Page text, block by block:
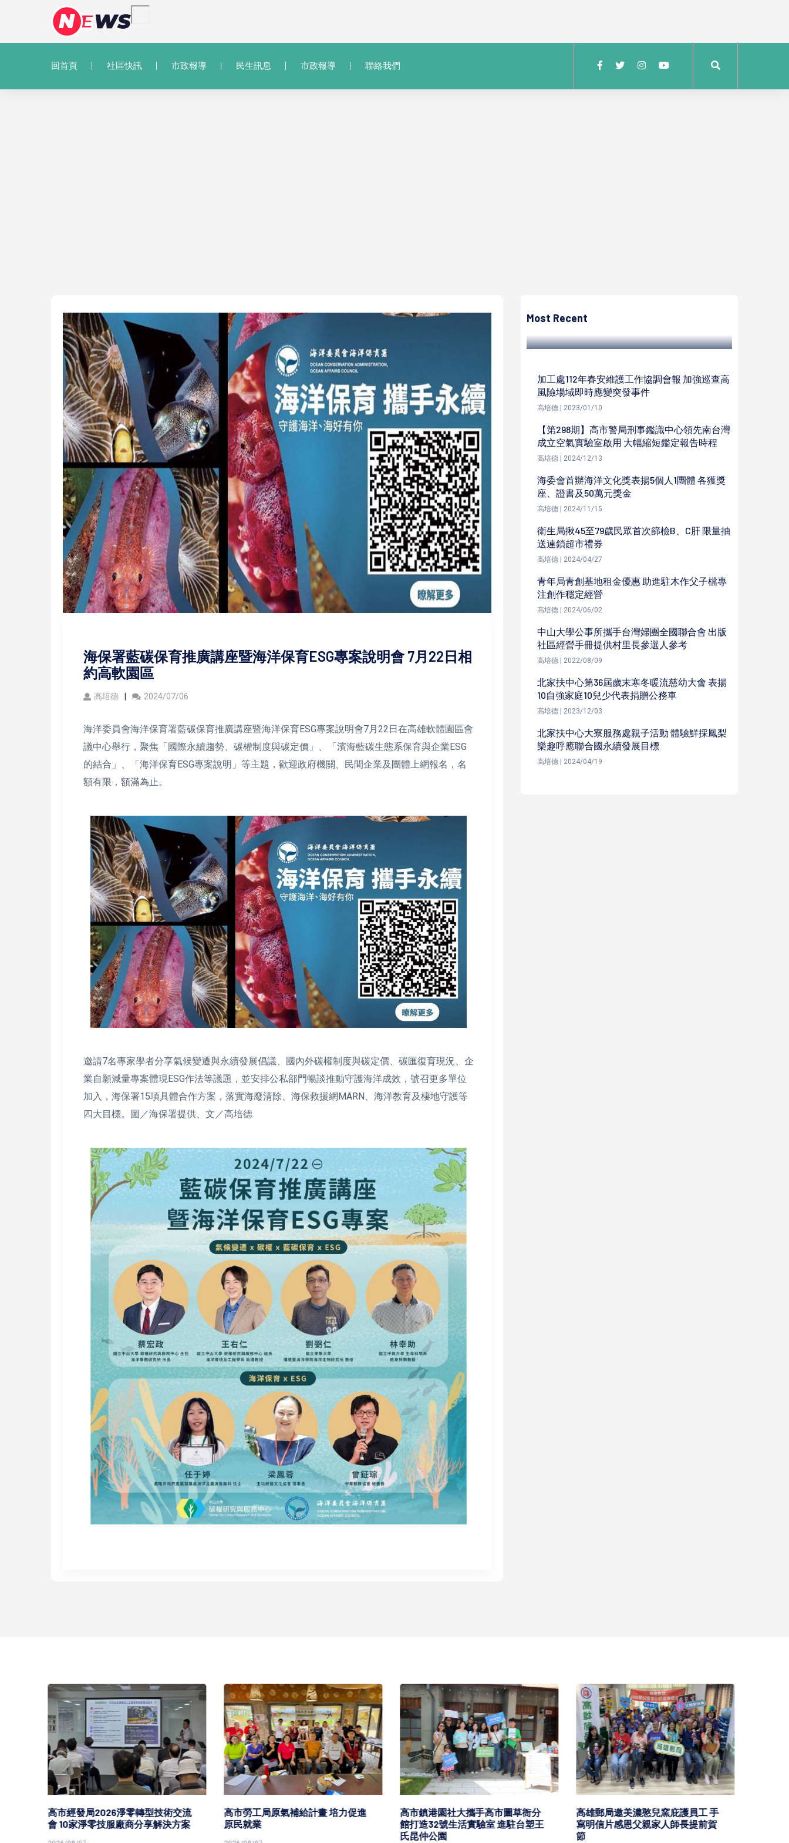
回首頁 社區快訊 市政報導 民生訊息 市政報導 聯絡我們
海保署藍碳保育推廣講座暨海洋保育ESG專案說明會 7月22日相
約高軟園區
高培德 2024/07/06
海洋委員會海洋保育署藍碳保育推廣講座暨海洋保育ESG專案說明會7月22日在高雄軟體園區會
議中心舉行，聚焦「國際永續趨勢、碳權制度與碳定價」、「濱海藍碳生態系保育與企業ESG
的結合」、「海洋保育ESG專案說明」等主題，歡迎政府機關、民間企業及團體上網報名，名
額有限，額滿為止。
邀請7名專家學者分享氣候變遷與永續發展倡議、國內外碳權制度與碳定價、碳匯復育現況、企
業自願減量專案體現ESG作法等議題，並安排公私部門暢談推動守護海洋成效，號召更多單位
加入，海保署15項具體合作方案，落實海廢清除、海保救援網MARN、海洋教育及棲地守護等
四大目標。圖／海保署提供、文／高培德
Most Recent
行 領先全台設置虛擬實境攝影棚
加工處112年春安維護工作協調會報 加強巡查高
風險場域即時應變突發事件
高培德 | 2023/01/10
【第298期】高市警局刑事鑑識中心領先南台灣
成立空氣實驗室啟用 大幅縮短鑑定報告時程
高培德 | 2024/12/13
海委會首辦海洋文化獎表揚5個人1團體 各獲獎
座、證書及50萬元獎金
高培德 | 2024/11/15
衛生局揪45至79歲民眾首次篩檢B、C肝 限量抽
送連鎖超市禮券
高培德 | 2024/04/27
青年局青創基地租金優惠 助進駐木作父子檔專
注創作穩定經營
高培德 | 2024/06/02
中山大學公事所攜手台灣婦團全國聯合會 出版
社區經營手冊提供村里長參選人參考
高培德 | 2022/08/09
北家扶中心第36屆歲末寒冬暖流慈幼大會 表揚
10自強家庭10兒少代表捐贈公務車
高培德 | 2023/12/03
北家扶中心大寮服務處親子活動 體驗鮮採鳳梨
樂趣呼應聯合國永續發展目標
高培德 | 2024/04/19
高市勞工局原氣補給計畫 培力促進
原民就業
高市鎮港園社大攜手高市圖草衙分
館打造32號生活實驗室 進駐台塑王
高雄郵局邀美濃憨兒窯庇護員工 手
寫明信片感恩父親家人師長提前賀
節
知名電台為期兩天 2026 第七屆港
都好聲音 串流音樂播報主持精進聲
音魅力